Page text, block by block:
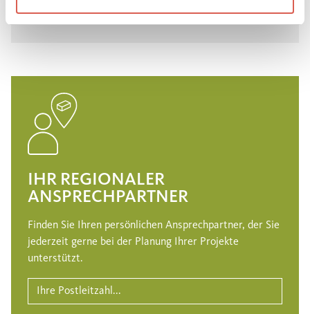
JETZT ENTDECKEN!
IHR REGIONALER
ANSPRECHPARTNER
Finden Sie Ihren persönlichen Ansprechpartner, der Sie
jederzeit gerne bei der Planung Ihrer Projekte
unterstützt.